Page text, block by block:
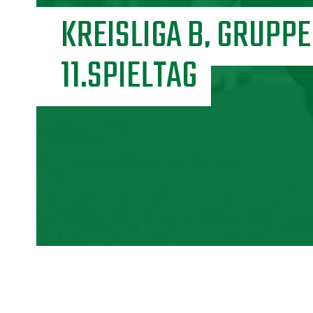
KREISLIGA B,
11.SPIELTAG